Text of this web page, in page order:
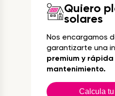
Quiero
solares
Nos encargamos
garantizarte una
premium y rápida
mantenimiento.
Calcula